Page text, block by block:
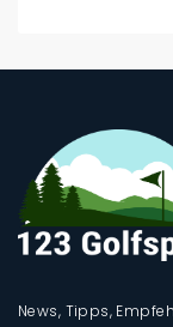
News, Tipps,